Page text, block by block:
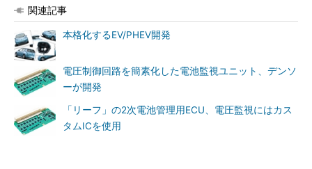
関連記事
本格化するEV/PHEV開発
電圧制御回路を簡素化した電池監視ユニット、デンソ
ーが開発
「リーフ」の2次電池管理用ECU、電圧監視にはカス
タムICを使用